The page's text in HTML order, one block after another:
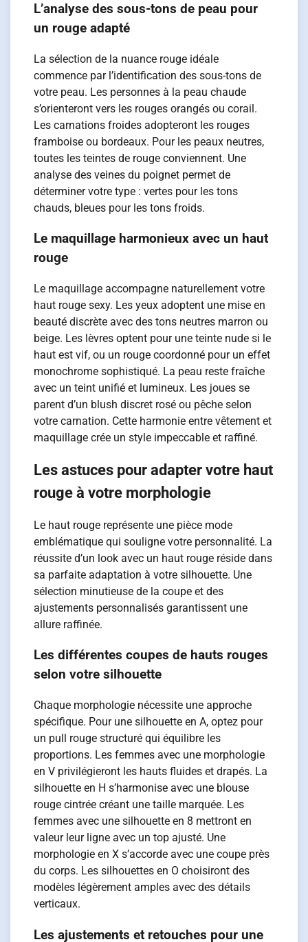
L’analyse des sous-tons de peau pour
un rouge adapté
La sélection de la nuance rouge idéale
commence par l’identification des sous-tons de
votre peau. Les personnes à la peau chaude
s’orienteront vers les rouges orangés ou corail.
Les carnations froides adopteront les rouges
framboise ou bordeaux. Pour les peaux neutres,
toutes les teintes de rouge conviennent. Une
analyse des veines du poignet permet de
déterminer votre type : vertes pour les tons
chauds, bleues pour les tons froids.
Le maquillage harmonieux avec un haut
rouge
Le maquillage accompagne naturellement votre
haut rouge sexy. Les yeux adoptent une mise en
beauté discrète avec des tons neutres marron ou
beige. Les lèvres optent pour une teinte nude si le
haut est vif, ou un rouge coordonné pour un effet
monochrome sophistiqué. La peau reste fraîche
avec un teint unifié et lumineux. Les joues se
parent d’un blush discret rosé ou pêche selon
votre carnation. Cette harmonie entre vêtement et
maquillage crée un style impeccable et raffiné.
Les astuces pour adapter votre haut
rouge à votre morphologie
Le haut rouge représente une pièce mode
emblématique qui souligne votre personnalité. La
réussite d’un look avec un haut rouge réside dans
sa parfaite adaptation à votre silhouette. Une
sélection minutieuse de la coupe et des
ajustements personnalisés garantissent une
allure raffinée.
Les différentes coupes de hauts rouges
selon votre silhouette
Chaque morphologie nécessite une approche
spécifique. Pour une silhouette en A, optez pour
un pull rouge structuré qui équilibre les
proportions. Les femmes avec une morphologie
en V privilégieront les hauts fluides et drapés. La
silhouette en H s’harmonise avec une blouse
rouge cintrée créant une taille marquée. Les
femmes avec une silhouette en 8 mettront en
valeur leur ligne avec un top ajusté. Une
morphologie en X s’accorde avec une coupe près
du corps. Les silhouettes en O choisiront des
modèles légèrement amples avec des détails
verticaux.
Les ajustements et retouches pour une